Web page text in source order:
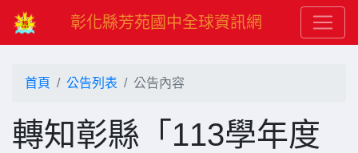
彰化縣芳苑國中全球資訊網
首頁 公告列表 公告內容
轉知彰縣「113學年度